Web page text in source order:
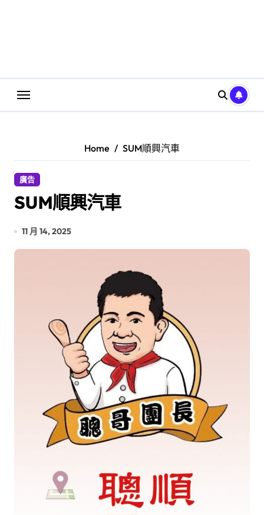
Home SUM順興汽車
廣告
SUM順興汽車
11 月 14, 2025